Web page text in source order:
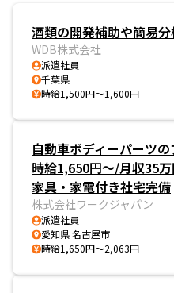
酒類の開発補助や簡易
WDB株式会社
派遣社員
千葉県
時給1,500円～1,600円
自動車ボディーパーツ
時給1,650円～/月収35
家具・家電付き社宅完備
株式会社ワークジャパン
派遣社員
愛知県 名古屋市
時給1,650円～2,063円